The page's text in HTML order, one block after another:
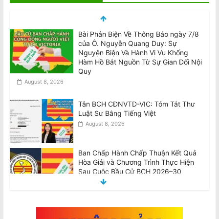
Bài Phản Biện Về Thông Báo ngày 7/8
của Ô. Nguyễn Quang Duy: Sự
Nguyện Biện Và Hành Vi Vu Khống
Hàm Hồ Bắt Nguồn Từ Sự Gian Dối Nội
Quy
August 8, 2026
Tân BCH CĐNVTD-VIC: Tóm Tắt Thư
Luật Sư Bằng Tiếng Việt
August 8, 2026
Ban Chấp Hành Chấp Thuận Kết Quả
Hòa Giải và Chương Trình Thực Hiện
Sau Cuộc Bầu Cử BCH 2026–30
August 8, 2026
và tài xế Uber’